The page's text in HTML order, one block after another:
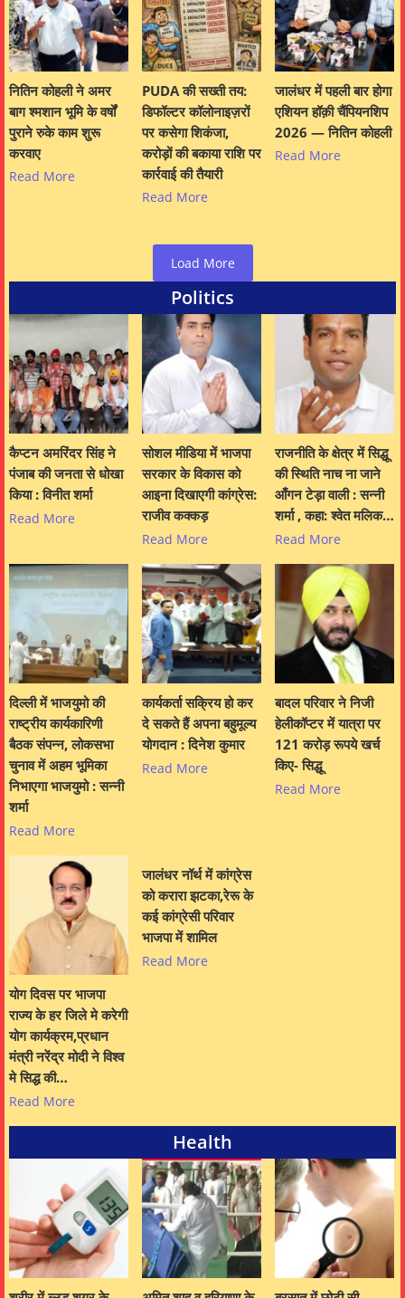
नितिन कोहली ने अमर
बाग श्मशान भूमि के वर्षों
पुराने रुके काम शुरू
करवाए
Read More
PUDA की सख्ती तय:
डिफॉल्टर कॉलोनाइज़रों
पर कसेगा शिकंजा,
करोड़ों की बकाया राशि पर
कार्रवाई की तैयारी
Read More
जालंधर में पहली बार होगा
एशियन हॉक़ी चैंपियनशिप
2026 — नितिन कोहली
Read More
Load More
Politics
कैप्टन अमरिंदर सिंह ने
पंजाब की जनता से धोखा
किया : विनीत शर्मा
Read More
सोशल मीडिया में भाजपा
सरकार के विकास को
आइना दिखाएगी कांग्रेस:
राजीव कक्कड़
Read More
राजनीति के क्षेत्र में सिद्धू
की स्थिति नाच ना जाने
आँगन टेड़ा वाली : सन्नी
शर्मा , कहा: श्वेत मलिक…
Read More
दिल्ली में भाजयुमो की
राष्ट्रीय कार्यकारिणी
बैठक संपन्न, लोकसभा
चुनाव में अहम भूमिका
निभाएगा भाजयुमो : सन्नी
शर्मा
Read More
कार्यकर्ता सक्रिय हो कर
दे सकते हैं अपना बहुमूल्य
योगदान : दिनेश कुमार
Read More
बादल परिवार ने निजी
हेलीकॉप्टर में यात्रा पर
121 करोड़ रूपये खर्च
किए- सिद्धू
Read More
योग दिवस पर भाजपा
राज्य के हर जिले मे करेगी
योग कार्यक्रम,प्रधान
मंत्री नरेंद्र मोदी ने विश्व
मे सिद्ध की…
Read More
जालंधर नॉर्थ में कांग्रेस
को करारा झटका,रेरू के
कई कांग्रेसी परिवार
भाजपा में शामिल
Read More
Health